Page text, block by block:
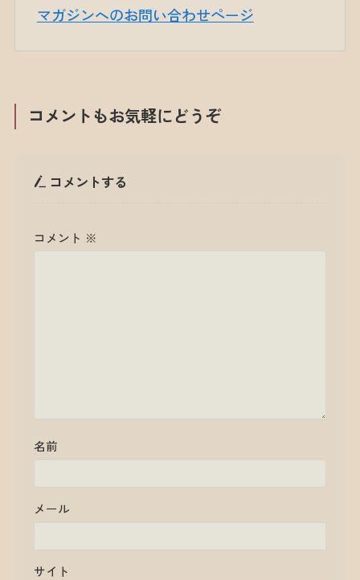
マガジンへのお問い合わせページ
コメントもお気軽にどうぞ
コメントする
コメント ※
名前
メール
サイト